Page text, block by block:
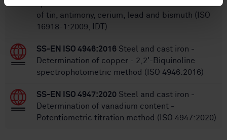
of tin, antimony, cerium, lead and bismuth (ISO
16918-1:2009, IDT)
SS-EN ISO 4946:2016 Steel and cast iron -
Determination of copper - 2,2'-Biquinoline
spectrophotometric method (ISO 4946:2016)
SS-EN ISO 4947:2020 Steel and cast iron -
Determination of vanadium content -
Potentiometric titration method (ISO 4947:2020)